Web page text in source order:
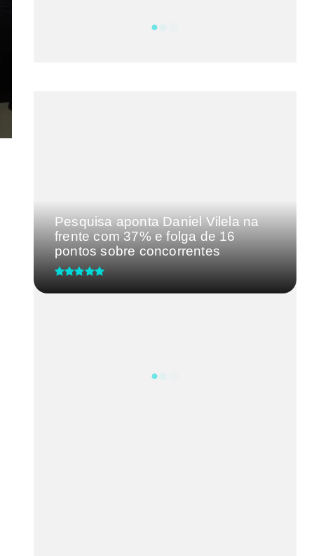
Pesquisa aponta Daniel Vilela na
frente com 37% e folga de 16
pontos sobre concorrentes